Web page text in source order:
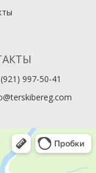
997-50-41